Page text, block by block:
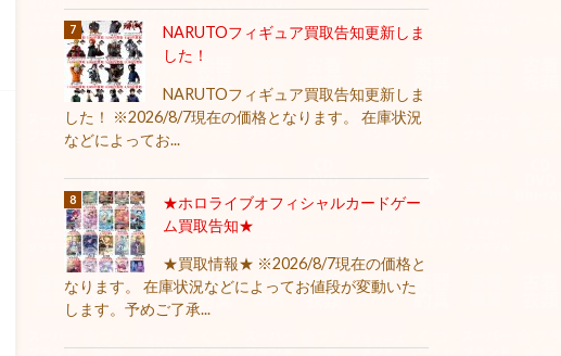
NARUTOフィギュア買取告知更新しま
した！
NARUTOフィギュア買取告知更新しま
した！ ※2026/8/7現在の価格となります。 在庫状況
などによってお...
★ホロライブオフィシャルカードゲー
ム買取告知★
★買取情報★ ※2026/8/7現在の価格と
なります。 在庫状況などによってお値段が変動いた
します。予めご了承...